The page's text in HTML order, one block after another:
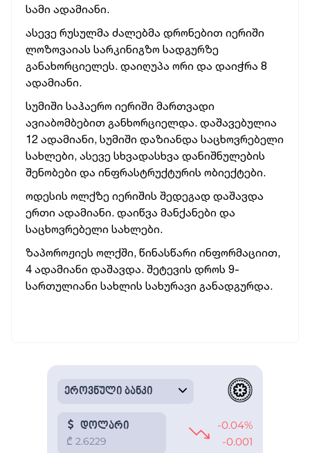
სამი ადამიანი.
ასევე რუსულმა ძალებმა დრონებით იერიში
ლოზოვაიას სარკინიგზო სადგურზე
განახორციელეს. დაიღუპა ორი და დაიჭრა 8
ადამიანი.
სუმიში საჰაერო იერიში მართვადი
ავიაბომბებით განხორციელდა. დაშავებულია
12 ადამიანი, სუმიში დაზიანდა საცხოვრებელი
სახლები, ასევე სხვადასხვა დანიშნულების
შენობები და ინფრასტრუქტურის ობიექტები.
ოდესის ოლქზე იერიშის შედეგად დაშავდა
ერთი ადამიანი. დაიწვა მანქანები და
საცხოვრებელი სახლები.
ზაპოროჟიეს ოლქში, წინასწარი ინფორმაციით,
4 ადამიანი დაშავდა. შეტევის დროს 9-
სართულიანი სახლის სახურავი განადგურდა.